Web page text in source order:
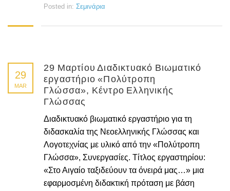
Posted in: Σεμινάρια
29
MAR
29 Μαρτίου Διαδικτυακό Βιωματικό
εργαστήριο «Πολύτροπη
Γλώσσα», Κέντρο Ελληνικής
Γλώσσας
Διαδικτυακό βιωματικό εργαστήριο για τη
διδασκαλία της Νεοελληνικής Γλώσσας και
Λογοτεχνίας με υλικό από την «Πολύτροπη
Γλώσσα», Συνεργασίες. Τίτλος εργαστηρίου:
«Στο Αιγαίο ταξιδεύουν τα όνειρά μας…» μια
εφαρμοσμένη διδακτική πρόταση με βάση